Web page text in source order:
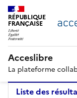
RÉPUBLIQUE
FRANÇAISE
Acceslibre
La plateforme
Liste des